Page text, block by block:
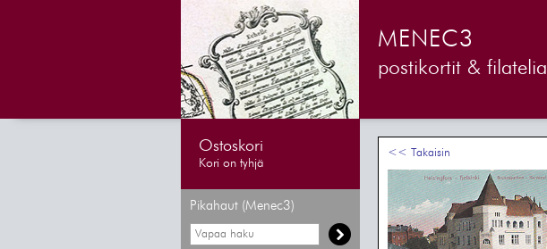
MENEC3
postikortit & filatelia
Ostoskori
Kori on tyhjä
Pikahaut (Menec3)
<< Takaisin